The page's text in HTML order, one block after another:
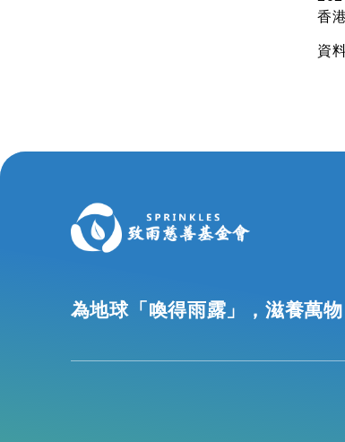
香
資
為地球「喚得雨露」，滋養萬物